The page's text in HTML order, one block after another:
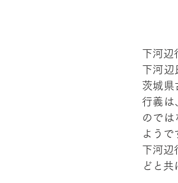
下河辺
下河辺
茨城県
行義は
のでは
ようで
下河辺
どと共